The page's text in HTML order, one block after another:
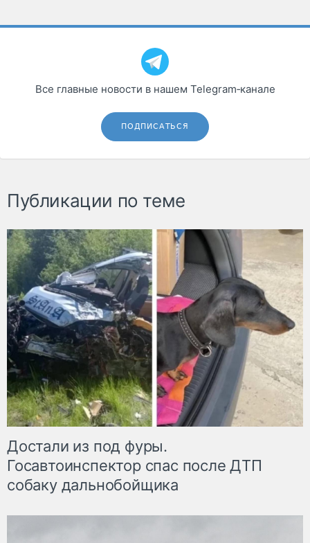
Все главные новости в нашем Telegram‑канале
ПОДПИСАТЬСЯ
Публикации по теме
Достали из под фуры.
Госавтоинспектор спас после ДТП
собаку дальнобойщика